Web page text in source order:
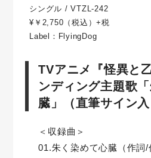
シングル / VTZL-242
¥￥2,750（税込）+税
Label：FlyingDog
TVアニメ『怪異と
ンディング主題歌
臓」（直筆サイン入
＜収録曲＞
01.朱く染めて心臓（作詞/